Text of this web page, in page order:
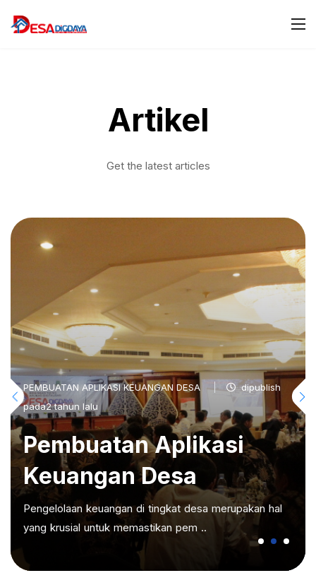
Artikel
Get the latest articles
PEMBUATAN APLIKASI KEUANGAN DESA
dipublish
pada2 tahun lalu
Pembuatan Aplikasi
Keuangan Desa
Pengelolaan keuangan di tingkat desa merupakan hal
yang krusial untuk memastikan pem ..